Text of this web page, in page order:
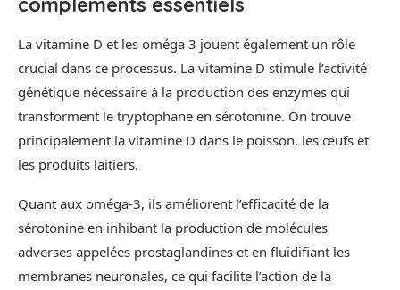
La vitamine D et les oméga 3 jouent également un rôle
crucial dans ce processus. La vitamine D stimule l’activité
génétique nécessaire à la production des enzymes qui
transforment le tryptophane en sérotonine. On trouve
principalement la vitamine D dans le poisson, les œufs et
les produits laitiers.
Quant aux oméga-3, ils améliorent l’efficacité de la
sérotonine en inhibant la production de molécules
adverses appelées prostaglandines et en fluidifiant les
membranes neuronales, ce qui facilite l’action de la